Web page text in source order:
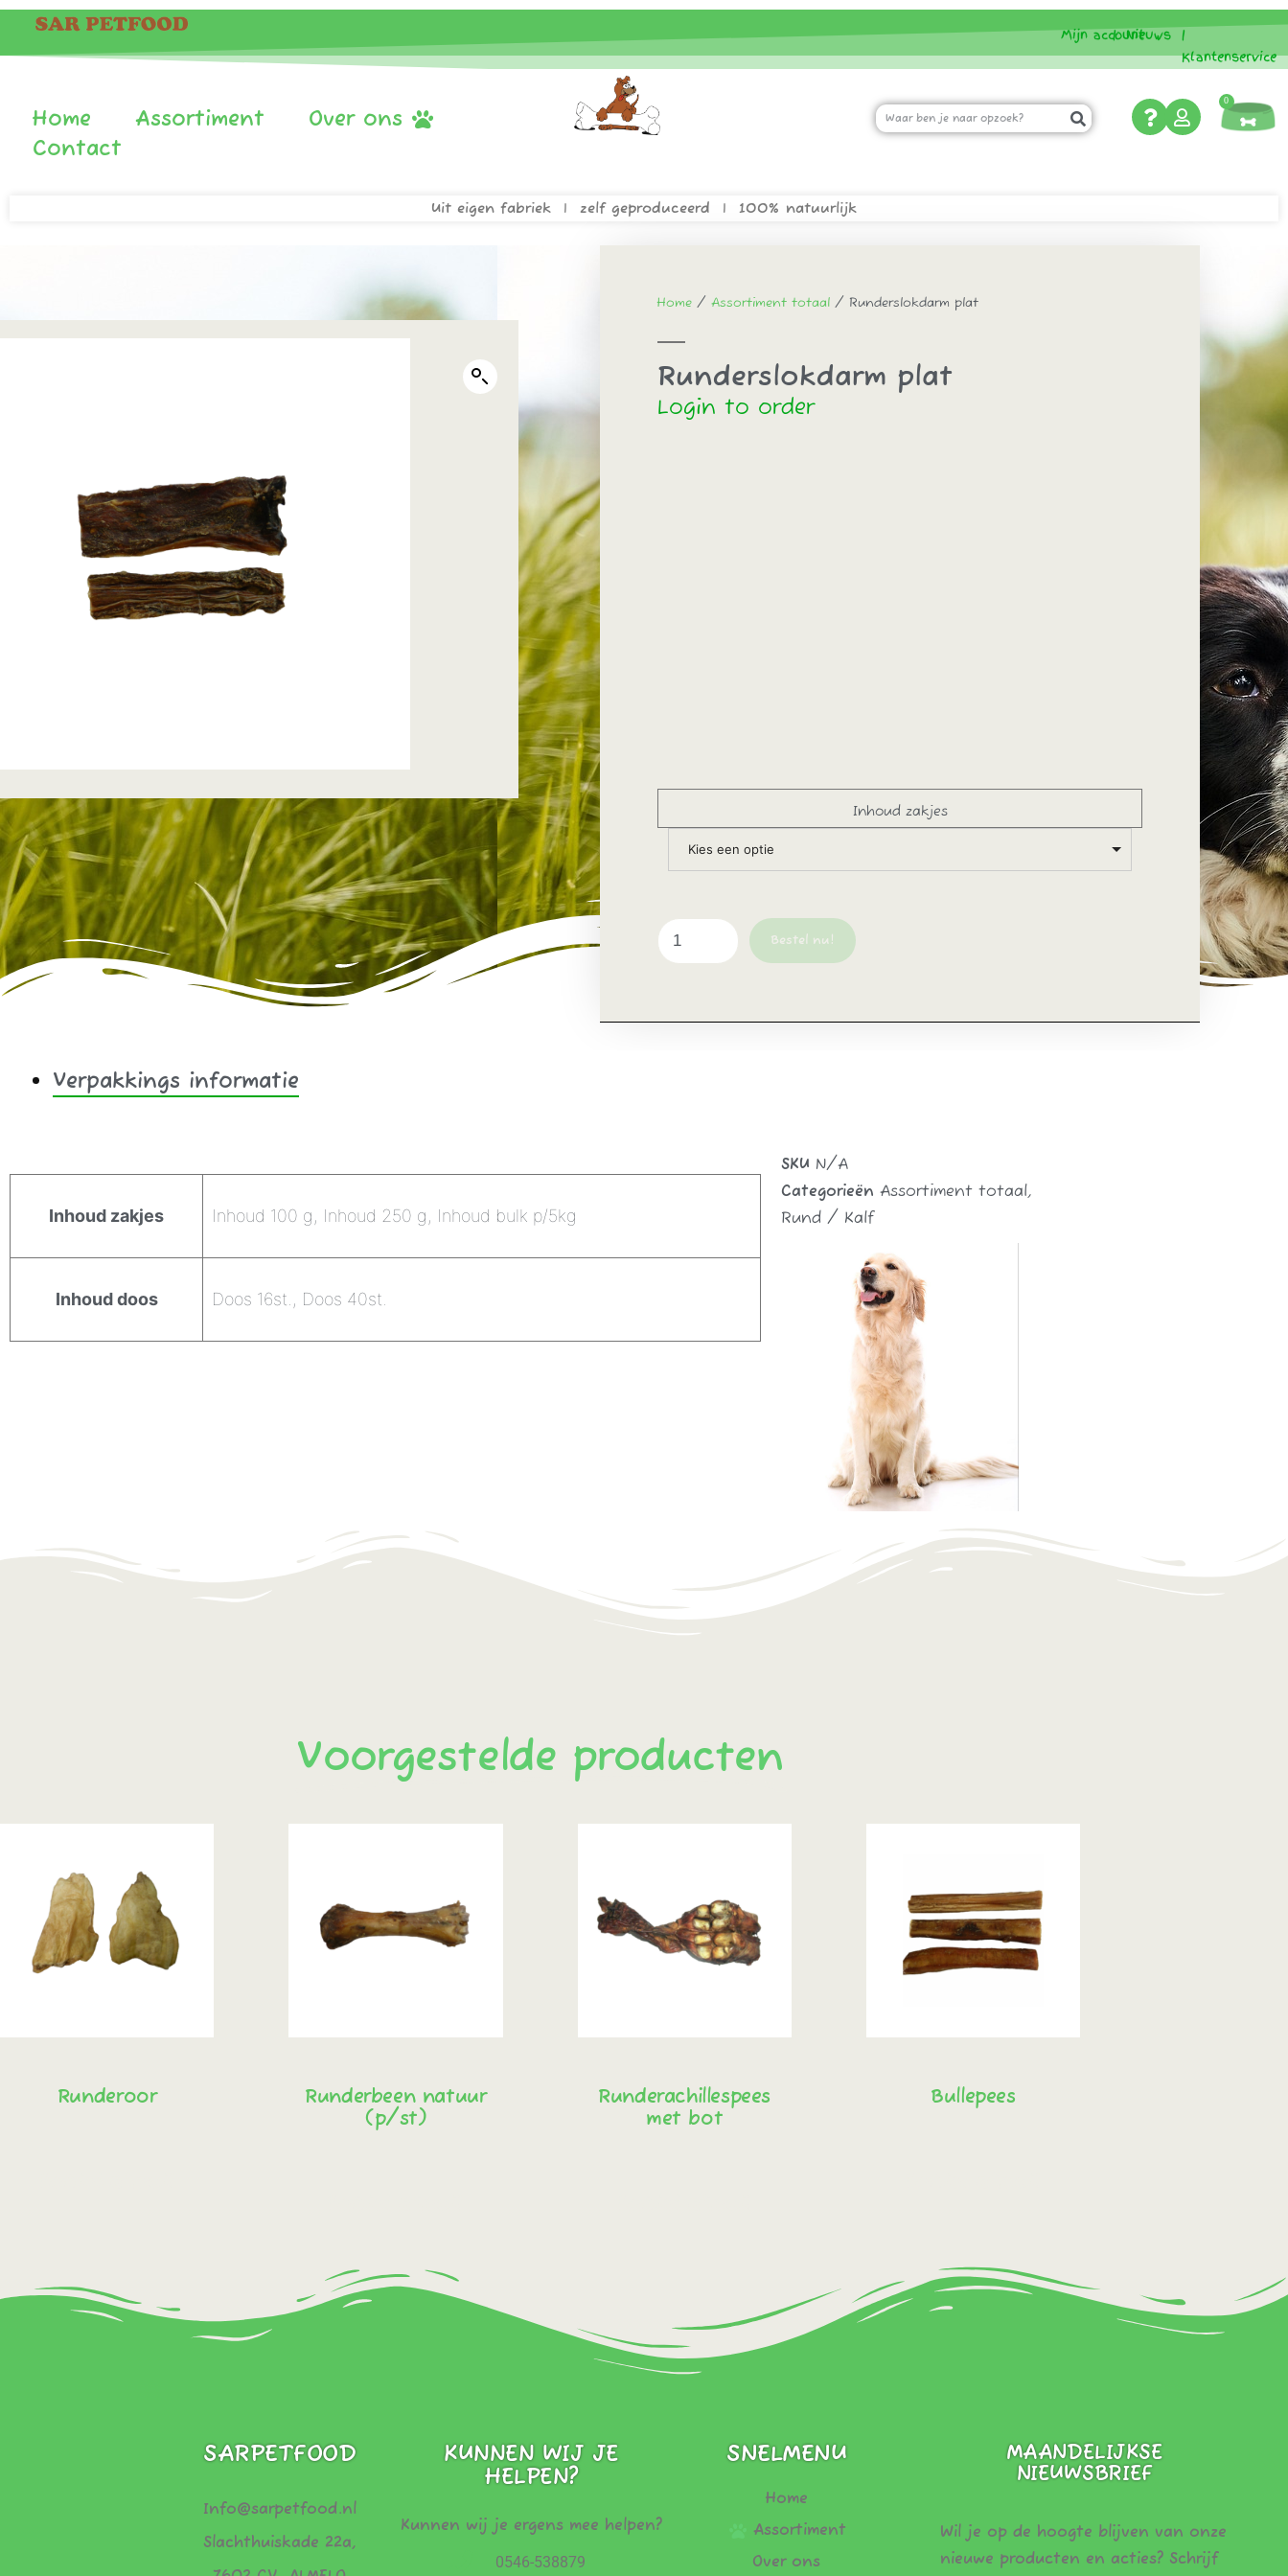
Mijn account
| Nieuws |
Klantenservice
Home Assortiment
Over ons
Contact
0
Uit eigen fabriek | zelf geproduceerd | 100% natuurlijk
Home / Assortiment totaal / Runderslokdarm plat
Runderslokdarm plat
Login to order
Inhoud zakjes
Kies een optie
Bestel nu!
Verpakkings informatie
Inhoud zakjes Inhoud 100 g, Inhoud 250 g, Inhoud bulk p/5kg
Inhoud doos Doos 16st., Doos 40st.
SKU N/A
Categorieën Assortiment totaal,
Rund / Kalf
Voorgestelde producten
Runderoor
Runderbeen natuur
(p/st)
Runderachillespees
met bot
Bullepees
SARPETFOOD
Info@sarpetfood.nl
Slachthuiskade 22a,
KUNNEN WIJ JE
HELPEN?
Kunnen wij je ergens mee helpen?
0546-538879
SNELMENU
Home
Assortiment
Over ons
MAANDELIJKSE
NIEUWSBRIEF
Wil je op de hoogte blijven van onze
nieuwe producten en acties? Schrijf